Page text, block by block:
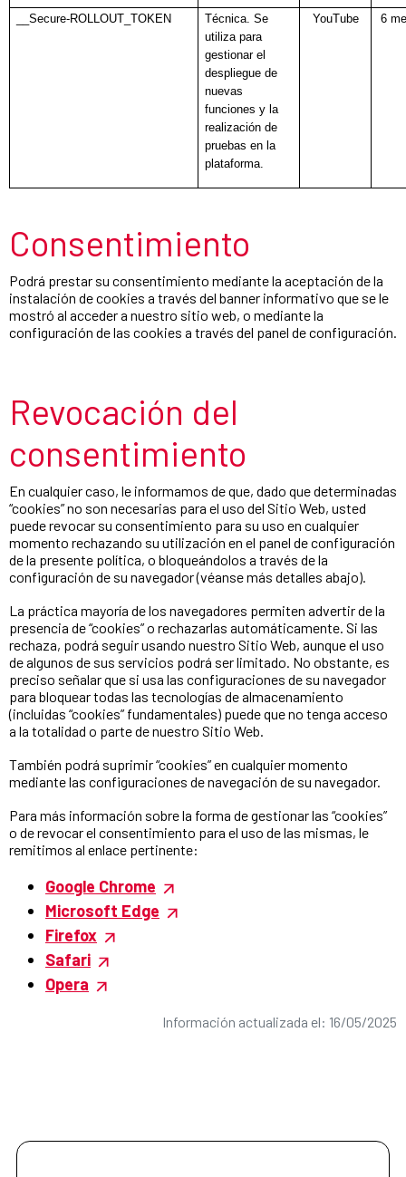
__Secure-ROLLOUT_TOKEN
Técnica. Se
utiliza para
gestionar el
despliegue de
nuevas
funciones y la
realización de
pruebas en la
plataforma.
YouTube 6
Consentimiento
Podrá prestar su consentimiento mediante la aceptación de la
instalación de cookies a través del banner informativo que se le
mostró al acceder a nuestro sitio web, o mediante la
configuración de las cookies a través del panel de configuración.
Revocación del
consentimiento
En cualquier caso, le informamos de que, dado que determinadas
“cookies” no son necesarias para el uso del Sitio Web, usted
puede revocar su consentimiento para su uso en cualquier
momento rechazando su utilización en el panel de configuración
de la presente política, o bloqueándolos a través de la
configuración de su navegador (véanse más detalles abajo).
La práctica mayoría de los navegadores permiten advertir de la
presencia de “cookies” o rechazarlas automáticamente. Si las
rechaza, podrá seguir usando nuestro Sitio Web, aunque el uso
de algunos de sus servicios podrá ser limitado. No obstante, es
preciso señalar que si usa las configuraciones de su navegador
para bloquear todas las tecnologías de almacenamiento
(incluidas “cookies” fundamentales) puede que no tenga acceso
a la totalidad o parte de nuestro Sitio Web.
También podrá suprimir “cookies” en cualquier momento
mediante las configuraciones de navegación de su navegador.
Para más información sobre la forma de gestionar las “cookies”
o de revocar el consentimiento para el uso de las mismas, le
remitimos al enlace pertinente:
Google Chrome
Microsoft Edge
Firefox
Safari
Opera
Información actualizada el: 16/05/2025